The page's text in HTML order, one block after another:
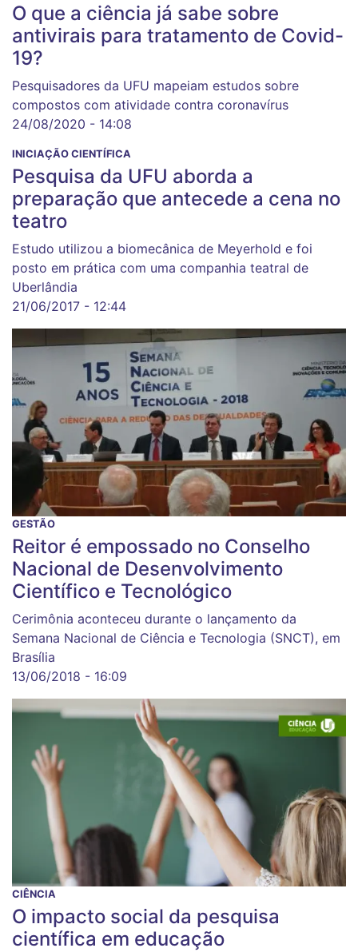
O que a ciência já sabe sobre
antivirais para tratamento de Covid-
19?
Pesquisadores da UFU mapeiam estudos sobre
compostos com atividade contra coronavírus
24/08/2020 - 14:08
INICIAÇÃO CIENTÍFICA
Pesquisa da UFU aborda a
preparação que antecede a cena no
teatro
Estudo utilizou a biomecânica de Meyerhold e foi
posto em prática com uma companhia teatral de
Uberlândia
21/06/2017 - 12:44
GESTÃO
Reitor é empossado no Conselho
Nacional de Desenvolvimento
Científico e Tecnológico
Cerimônia aconteceu durante o lançamento da
Semana Nacional de Ciência e Tecnologia (SNCT), em
Brasília
13/06/2018 - 16:09
CIÊNCIA
O impacto social da pesquisa
científica em educação